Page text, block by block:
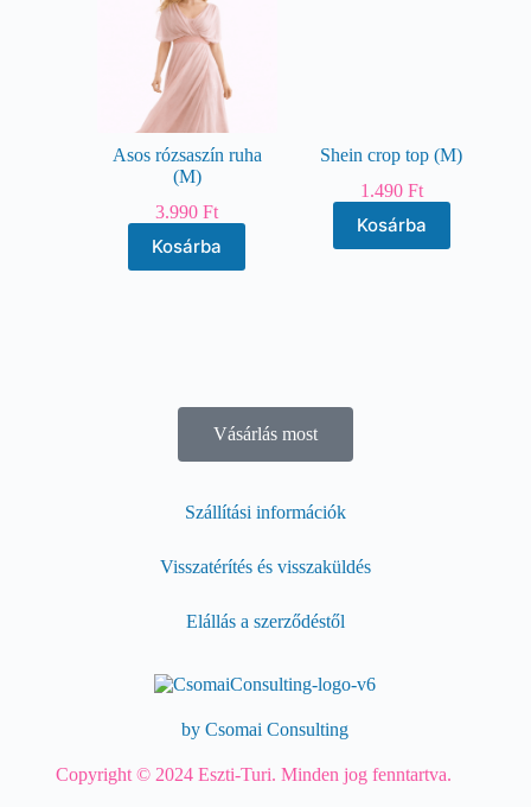
Asos rózsaszín ruha
(M)
3.990Ft
Kosárba
Shein crop top (M)
1.490 Ft
Kosárba
Vásárlás most
Szállítási információk
Visszatérítés és visszaküldés
Elállás a szerződéstől
Copyright © 2024 Eszti-Turi. Minden jog fenntartva.
by Csomai Consulting